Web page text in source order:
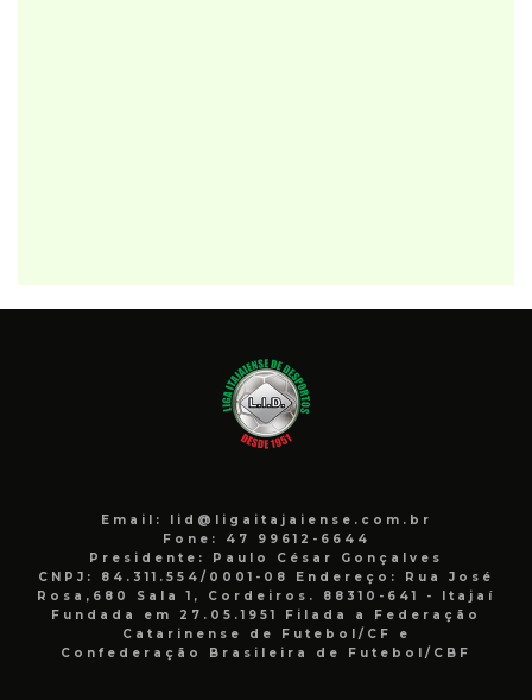
Email: lid@ligaitajaiense.com.br
Fone: 47 99612-6644
Presidente: Paulo César Gonçalves
CNPJ: 84.311.554/0001-08 Endereço: Rua José
Rosa,680 Sala 1, Cordeiros. 88310-641 - Itajaí
Fundada em 27.05.1951 Filada a Federação
Catarinense de Futebol/CF e
Confederação Brasileira de Futebol/CBF